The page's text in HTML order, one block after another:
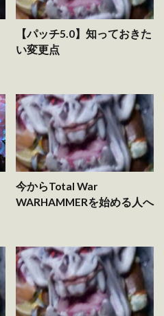
【パッチ5.0】知っておきた
い変更点
今からTotal War
WARHAMMERを始める人へ